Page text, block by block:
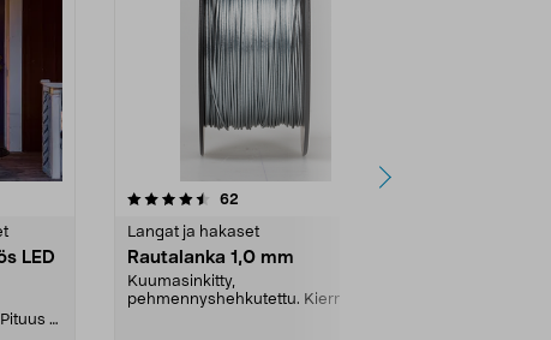
LED
5
62
Langat ja hakaset
Rautalanka 1,0 mm
Kuumasinkitty,
pehmennyshehkutettu. Kierretty
4.5 viidestä